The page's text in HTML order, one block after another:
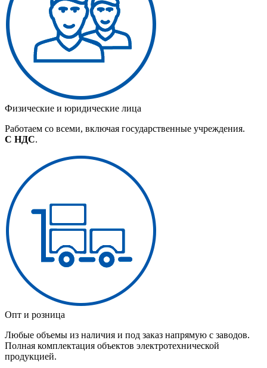
Физические и юридические лица
Работаем со всеми, включая государственные учреждения.
С НДС.
Опт и розница
Любые объемы из наличия и под заказ напрямую с заводов.
Полная комплектация объектов электротехнической
продукцией.